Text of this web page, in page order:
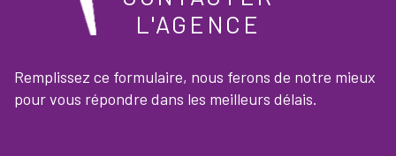
L'AGENCE
Remplissez ce formulaire, nous ferons de notre mieux
pour vous répondre dans les meilleurs délais.